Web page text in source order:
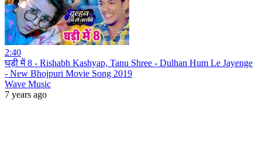
2:40
घड़ी में 8 - Rishabh Kashyap, Tanu Shree - Dulhan Hum Le Jayenge
- New Bhojpuri Movie Song 2019
Wave Music
7 years ago